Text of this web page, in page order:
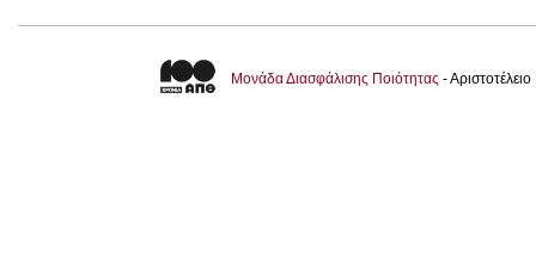
Μονάδα Διασφάλισης Ποιότητας -